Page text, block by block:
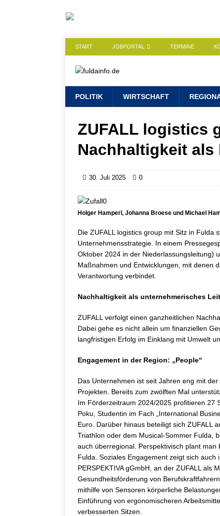
START JOBPORTAL TERMINE
POLITIK WIRTSCHAFT
ZUFALL logistics
Nachhaltigkeit
30. Juli 2025 0
Holger Hamperl, Johanna Broese und Michael
Die ZUFALL logistics group mit Sitz in Fulda
Unternehmensstrategie. In einem
Oktober 2024 in der Niederlassungsleitung)
Maßnahmen und Entwicklungen, mit denen
Verantwortung verbindet.
Nachhaltigkeit als unternehmerisches
ZUFALL verfolgt einen ganzheitlichen
Dabei gehe es nicht allein um finanziellen
langfristigen Erfolg im Einklang mit Umwelt
Engagement in der Region: „People“
Das Unternehmen ist seit Jahren eng mit
Projekten. Bereits zum zwölften Mal
Im Förderzeitraum 2024/2025 profitieren 27
Poku, Studentin im Fach „International
Euro. Darüber hinaus beteiligt sich ZUFALL
Triathlon oder dem Musical-Sommer Fulda,
auch überregional. Perspektivisch plant
Fulda. Soziales Engagement zeigt sich
PERSPEKTIVA gGmbH, an der ZUFALL als
Gesundheitsförderung von
mithilfe von Sensoren körperliche
Einführung von ergonomischeren
verbesserten Sitzen.